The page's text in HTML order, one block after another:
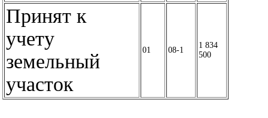
Принят к
учету
земельный
участок
01 08-1
1 834
500